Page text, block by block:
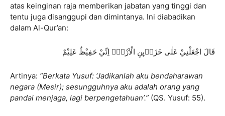
atas keinginan raja memberikan jabatan yang tinggi dan
tentu juga disanggupi dan dimintanya. Ini diabadikan
dalam Al-Qur’an:
قَالَ اجْعَلْنِيْ عَلٰى خَزَاۤىِٕنِ الْاَرْضِۚ اِنِّيْ حَفِيْظٌ عَلِيْمٌ
Artinya: “Berkata Yusuf: ‘Jadikanlah aku bendaharawan
negara (Mesir); sesungguhnya aku adalah orang yang
pandai menjaga, lagi berpengetahuan’.” (QS. Yusuf: 55).